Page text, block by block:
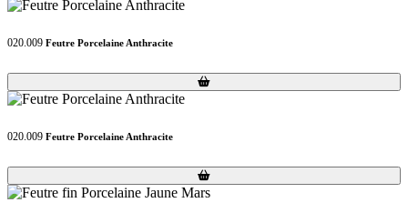
020.009 Feutre Porcelaine Anthracite
Loading...
Loading...
020.009 Feutre Porcelaine Anthracite
Loading...
Loading...